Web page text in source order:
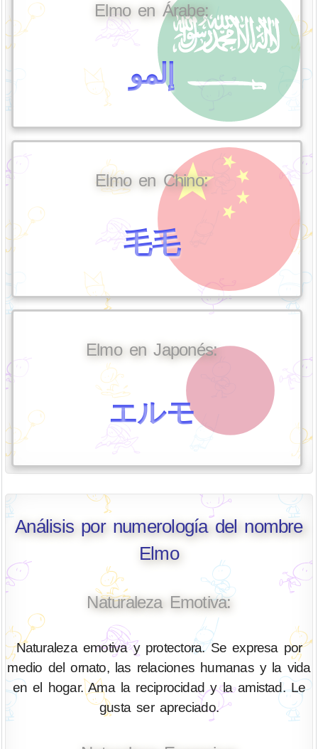
Elmo en Árabe:
إلمو
Elmo en Chino:
毛毛
Elmo en Japonés:
エルモ
Análisis por numerología del nombre
Elmo
Naturaleza Emotiva:
Naturaleza emotiva y protectora. Se expresa por
medio del ornato, las relaciones humanas y la vida
en el hogar. Ama la reciprocidad y la amistad. Le
gusta ser apreciado.